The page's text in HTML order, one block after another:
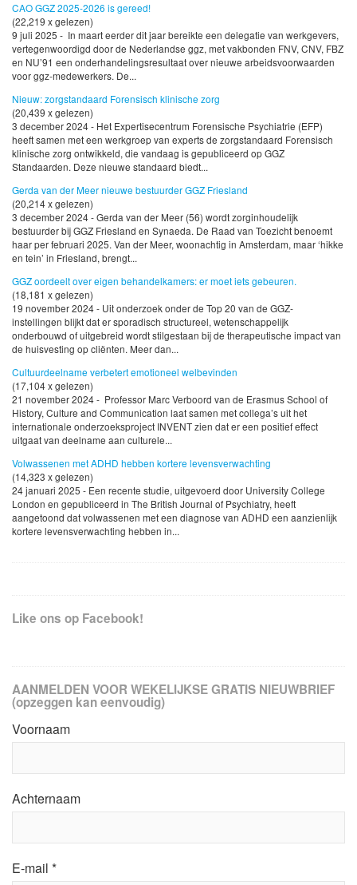
CAO GGZ 2025-2026 is gereed!
(22,219 x gelezen)
9 juli 2025 - In maart eerder dit jaar bereikte een delegatie van werkgevers,
vertegenwoordigd door de Nederlandse ggz, met vakbonden FNV, CNV, FBZ
en NU’91 een onderhandelingsresultaat over nieuwe arbeidsvoorwaarden
voor ggz-medewerkers. De...
Nieuw: zorgstandaard Forensisch klinische zorg
(20,439 x gelezen)
3 december 2024 - Het Expertisecentrum Forensische Psychiatrie (EFP)
heeft samen met een werkgroep van experts de zorgstandaard Forensisch
klinische zorg ontwikkeld, die vandaag is gepubliceerd op GGZ
Standaarden. Deze nieuwe standaard biedt...
Gerda van der Meer nieuwe bestuurder GGZ Friesland
(20,214 x gelezen)
3 december 2024 - Gerda van der Meer (56) wordt zorginhoudelijk
bestuurder bij GGZ Friesland en Synaeda. De Raad van Toezicht benoemt
haar per februari 2025. Van der Meer, woonachtig in Amsterdam, maar ‘hikke
en tein’ in Friesland, brengt...
GGZ oordeelt over eigen behandelkamers: er moet iets gebeuren.
(18,181 x gelezen)
19 november 2024 - Uit onderzoek onder de Top 20 van de GGZ-
instellingen blijkt dat er sporadisch structureel, wetenschappelijk
onderbouwd of uitgebreid wordt stilgestaan bij de therapeutische impact van
de huisvesting op cliënten. Meer dan...
Cultuurdeelname verbetert emotioneel welbevinden
(17,104 x gelezen)
21 november 2024 - Professor Marc Verboord van de Erasmus School of
History, Culture and Communication laat samen met collega’s uit het
internationale onderzoeksproject INVENT zien dat er een positief effect
uitgaat van deelname aan culturele...
Volwassenen met ADHD hebben kortere levensverwachting
(14,323 x gelezen)
24 januari 2025 - Een recente studie, uitgevoerd door University College
London en gepubliceerd in The British Journal of Psychiatry, heeft
aangetoond dat volwassenen met een diagnose van ADHD een aanzienlijk
kortere levensverwachting hebben in...
Like ons op Facebook!
AANMELDEN VOOR WEKELIJKSE GRATIS NIEUWBRIEF
(opzeggen kan eenvoudig)
Voornaam
Achternaam
E-mail *